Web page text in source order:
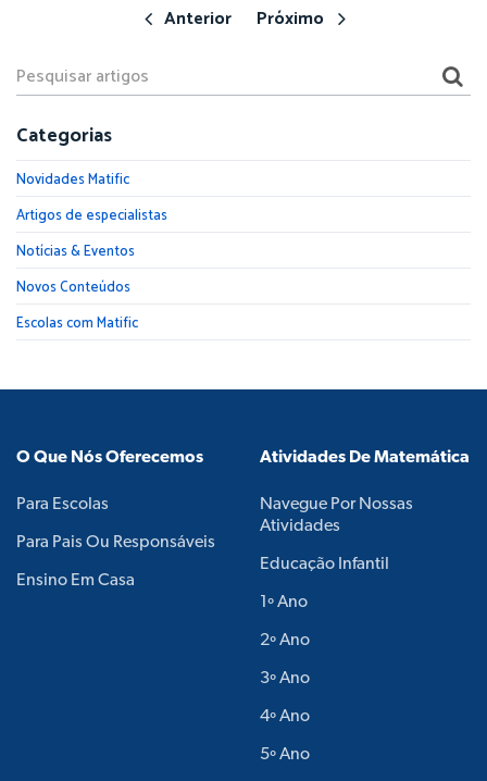
Anterior Próximo
Categorias
Novidades Matific
Artigos de especialistas
Notícias & Eventos
Novos Conteúdos
Escolas com Matific
O Que Nós Oferecemos
Para Escolas
Para Pais Ou Responsáveis
Ensino Em Casa
Atividades De Matemática
Navegue Por Nossas
Atividades
Educação Infantil
1º Ano
2º Ano
3º Ano
4º Ano
5º Ano